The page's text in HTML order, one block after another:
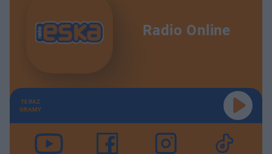
Radio Online
TERAZ
GRAMY